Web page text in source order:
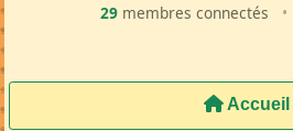
29 membres connectés •
Accueil